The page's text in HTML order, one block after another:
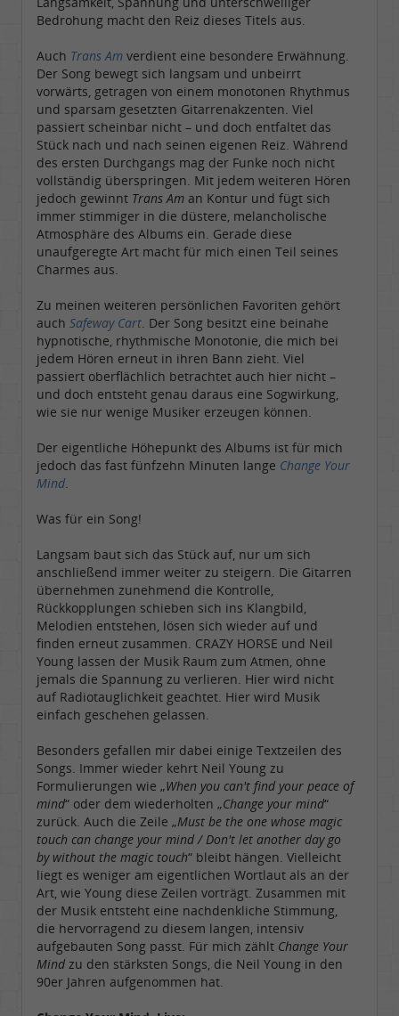
Bedrohung macht den Reiz dieses Titels aus.
Auch Trans Am verdient eine besondere Erwähnung.
Der Song bewegt sich langsam und unbeirrt
vorwärts, getragen von einem monotonen Rhythmus
und sparsam gesetzten Gitarrenakzenten. Viel
passiert scheinbar nicht – und doch entfaltet das
Stück nach und nach seinen eigenen Reiz. Während
des ersten Durchgangs mag der Funke noch nicht
vollständig überspringen. Mit jedem weiteren Hören
jedoch gewinnt Trans Am an Kontur und fügt sich
immer stimmiger in die düstere, melancholische
Atmosphäre des Albums ein. Gerade diese
unaufgeregte Art macht für mich einen Teil seines
Charmes aus.
Zu meinen weiteren persönlichen Favoriten gehört
auch Safeway Cart. Der Song besitzt eine beinahe
hypnotische, rhythmische Monotonie, die mich bei
jedem Hören erneut in ihren Bann zieht. Viel
passiert oberflächlich betrachtet auch hier nicht –
und doch entsteht genau daraus eine Sogwirkung,
wie sie nur wenige Musiker erzeugen können.
Der eigentliche Höhepunkt des Albums ist für mich
jedoch das fast fünfzehn Minuten lange Change Your
Mind.
Was für ein Song!
Langsam baut sich das Stück auf, nur um sich
anschließend immer weiter zu steigern. Die Gitarren
übernehmen zunehmend die Kontrolle,
Rückkopplungen schieben sich ins Klangbild,
Melodien entstehen, lösen sich wieder auf und
finden erneut zusammen. CRAZY HORSE und Neil
Young lassen der Musik Raum zum Atmen, ohne
jemals die Spannung zu verlieren. Hier wird nicht
auf Radiotauglichkeit geachtet. Hier wird Musik
einfach geschehen gelassen.
Besonders gefallen mir dabei einige Textzeilen des
Songs. Immer wieder kehrt Neil Young zu
Formulierungen wie „When you can't find your peace of
mind“ oder dem wiederholten „Change your mind“
zurück. Auch die Zeile „Must be the one whose magic
touch can change your mind / Don't let another day go
by without the magic touch“ bleibt hängen. Vielleicht
liegt es weniger am eigentlichen Wortlaut als an der
Art, wie Young diese Zeilen vorträgt. Zusammen mit
der Musik entsteht eine nachdenkliche Stimmung,
die hervorragend zu diesem langen, intensiv
aufgebauten Song passt. Für mich zählt Change Your
Mind zu den stärksten Songs, die Neil Young in den
90er Jahren aufgenommen hat.